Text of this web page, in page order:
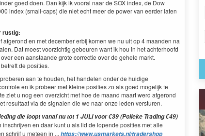
goed doen. Dan kijk ik vooral naar de SOX index, de Dow
index (small-caps) die niet echt meer de power van eerder laten
rustig:
en met december erbij komen we nu uit op 4 maanden na
Dat moest voorzichtig gebeuren want ik hou in het achterhoofd
een aanstaande grote correctie over de gehele markt.
de posities.
aan te houden, het handelen onder de huidige
en ik probeer met kleine posities zo als goed mogelijk te
ziet u nog een overzicht met hoe de maand maart werd afgerond
resultaat via de signalen die we naar onze leden versturen.
die loopt vanaf nu tot 1 JULI voor €39 (Polleke Trading €49)
en daar kunt u als lid de lopende posities met alle
schrijf u meteen in ... https://www.usmarkets.nl/tradershop